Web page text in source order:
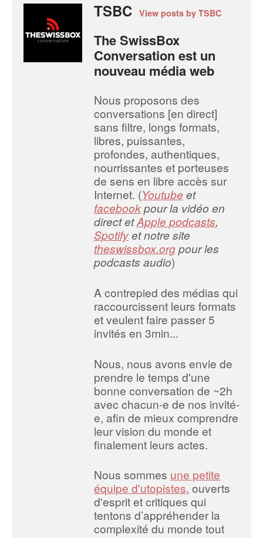
TSBC View posts by TSBC
The SwissBox
Conversation est un
nouveau média web
Nous proposons des
conversations [en direct]
sans filtre, longs formats,
libres, puissantes,
profondes, authentiques,
nourrissantes et porteuses
de sens en libre accès sur
Internet. (Youtube et
facebookpour la vidéo en
direct etApple podcasts,
Spotifyet notre site
theswissbox.orgpour les
podcasts audio)
A contrepied des médias qui
raccourcissent leurs formats
et veulent faire passer 5
invités en 3min...
Nous, nous avons envie de
prendre le temps d'une
bonne conversation de ~2h
avec chacun-e de nos invité-
e, afin de mieux comprendre
leur vision du monde et
finalement leurs actes.
Nous sommes une petite
équipe d'utopistes, ouverts
d'esprit et critiques qui
tentons d’appréhender la
complexité du monde tout